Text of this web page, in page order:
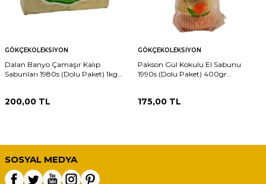
GÖKÇEKOLEKSIYON
Dalan Banyo Çamaşır Kalıp
Sabunları 1980s (Dolu Paket) 1kg
200,00 TL
GÖKÇEKOLEKSIYON
Pakson Gül Kokulu El Sabunu
1990s (Dolu Paket) 400gr
175,00 TL
SOSYAL MEDYA